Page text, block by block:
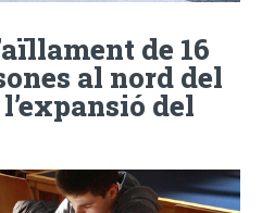
de 16
al nord del
del